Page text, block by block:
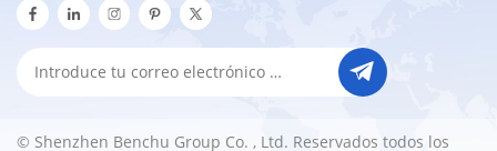
© Shenzhen Benchu Group Co. , Ltd. Reservados todos los